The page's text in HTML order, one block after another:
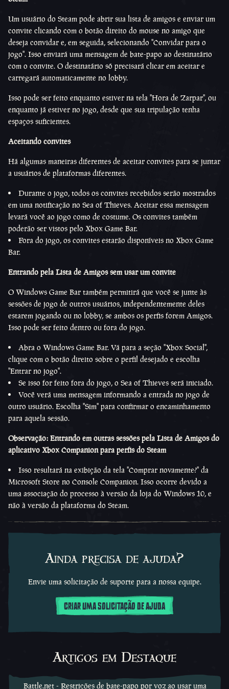
Um usuário do Steam pode abrir sua lista de amigos e enviar um
convite clicando com o botão direito do mouse no amigo que
deseja convidar e, em seguida, selecionando ''Convidar para o
jogo''. Isso enviará uma mensagem de bate-papo ao destinatário
com o convite. O destinatário só precisará clicar em aceitar e
carregará automaticamente no lobby.
Isso pode ser feito enquanto estiver na tela ''Hora de Zarpar'', ou
enquanto já estiver no jogo, desde que sua tripulação tenha
espaços suficientes.
Aceitando convites
Há algumas maneiras diferentes de aceitar convites para se juntar
a usuários de plataformas diferentes.
Durante o jogo, todos os convites recebidos serão mostrados
em uma notificação no Sea of Thieves. Aceitar essa mensagem
levará você ao jogo como de costume. Os convites também
poderão ser vistos pelo Xbox Game Bar.
Fora do jogo, os convites estarão disponíveis no Xbox Game
Bar.
Entrando pela Lista de Amigos sem usar um convite
O Windows Game Bar também permitirá que você se junte às
sessões de jogo de outros usuários, independentemente deles
estarem jogando ou no lobby, se ambos os perfis forem Amigos.
Isso pode ser feito dentro ou fora do jogo.
Abra o Windows Game Bar. Vá para a seção "Xbox Social",
clique com o botão direito sobre o perfil desejado e escolha
"Entrar no jogo".
Se isso for feito fora do jogo, o Sea of Thieves será iniciado.
Você verá uma mensagem informando a entrada no jogo de
outro usuário. Escolha "Sim" para confirmar o encaminhamento
para aquela sessão.
Observação: Entrando em outras sessões pela Lista de Amigos do
aplicativo Xbox Companion para perfis do Steam
Isso resultará na exibição da tela "Comprar novamente?" da
Microsoft Store no Console Companion. Isso ocorre devido a
uma associação do processo à versão da loja do Windows 10, e
não à versão da plataforma do Steam.
Ainda precisa de ajuda?
Envie uma solicitação de suporte para a nossa equipe.
CRIAR UMA SOLICITAÇÃO DE AJUDA
Artigos em Destaque
Battle.net - Restrições de bate-papo por voz ao usar uma